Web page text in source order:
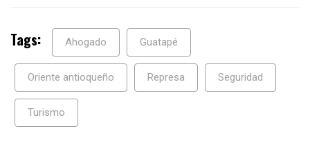
Tags: Ahogado Guatapé
Oriente antioqueño Represa Seguridad
Turismo